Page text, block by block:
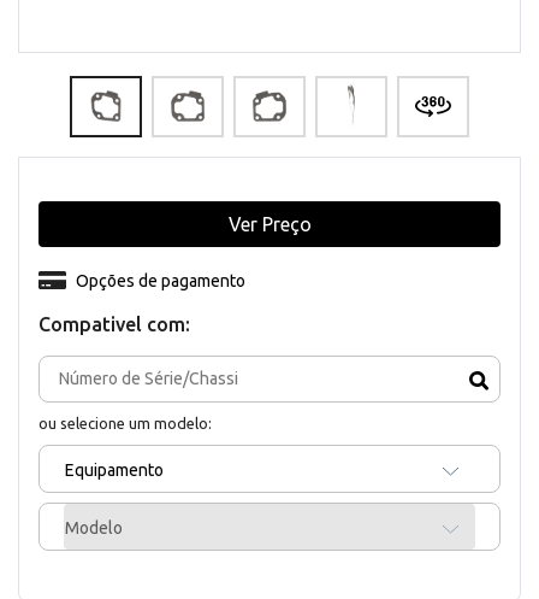
Compativel com:
ou selecione um modelo:
Equipamento
Modelo
Opções de pagamento
Ver Preço